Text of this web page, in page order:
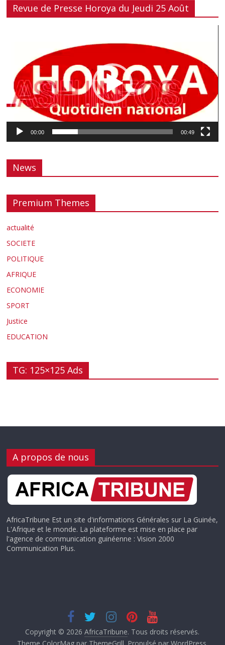
Revue de Presse Horoya du Jeudi 25 Août
00:00 00:49
News
Premium Themes
actualité
SOCIETE
POLITIQUE
AFRIQUE
ECONOMIE
SPORT
Justice
EDUCATION
TG: 125×125 Ads
A propos de nous
AfricaTribune Est un site d'informations Générales sur La Guinée,
L'Afrique et le monde. La plateforme est mise en place par
l'agence de communication guinéenne : Vision 2000
Communication Plus.
Copyright © 2026AfricaTribune. Tous droits réservés.
Theme ColorMagpar ThemeGrill. Propulsé par WordPress